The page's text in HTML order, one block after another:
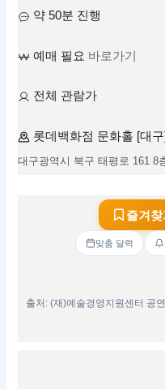
약 50분 진행
예매 필요 바로가기
전체 관람가
롯데백화점 문화홀 [대
대구광역시 북구 태평로 161 8
즐겨
맞춤 달력
출처: (재)예술경영지원센터 공